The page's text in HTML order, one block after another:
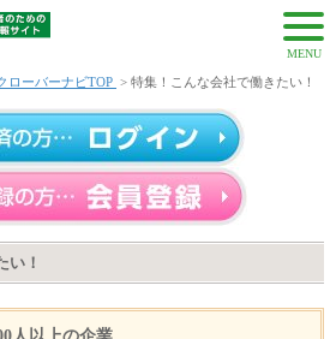
MENU
ローバーナビTOP > 特集！こんな会社で働きたい！
い！